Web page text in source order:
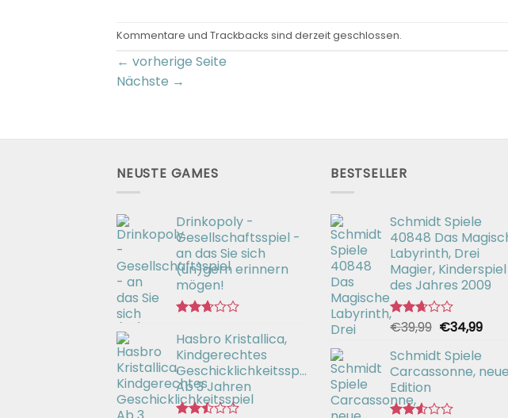
Kommentare und Trackbacks sind derzeit geschlossen.
← vorherige Seite
Nächste →
NEUSTE GAMES
Drinkopoly -
Gesellschaftsspiel -
an das Sie sich
(un)gern erinnern
mögen!
mit
2.67
von 5
Hasbro Kristallica,
Kindgerechtes
Geschicklichkeitsspiel
Ab 3 Jahren
BESTSELLER
Schmidt Spiele
40848 Das
Labyrinth, Drei
Magier, Kinderspiel
des Jahres 2009
Bewertet
2.63
von 5
€39,99
war:
€39,99
€34,99
Schmidt Spiele
Carcassonne, neue
Edition